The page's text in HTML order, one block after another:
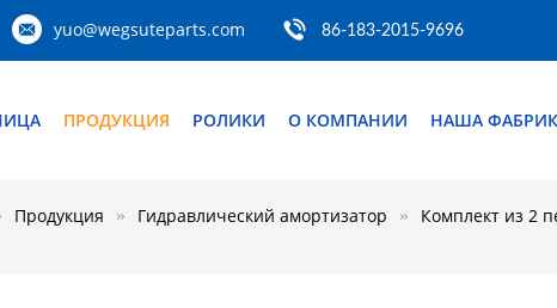
yuo@wegsuteparts.com 86-183-2015-9696
ПРОДУКЦИЯ РОЛИКИ О КОМПАНИИ НАША
Продукция Гидравлический амортизатор
Комплект из 2